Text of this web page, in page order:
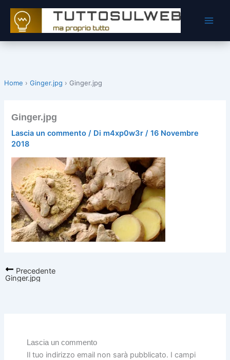
contenuto
Home › Ginger.jpg › Ginger.jpg
Ginger.jpg
Lascia un commento / Di m4xp0w3r/16 Novembre
2018
Precedente
Ginger.jpg
Lascia un commento
Il tuo indirizzo email non sarà pubblicato. I campi